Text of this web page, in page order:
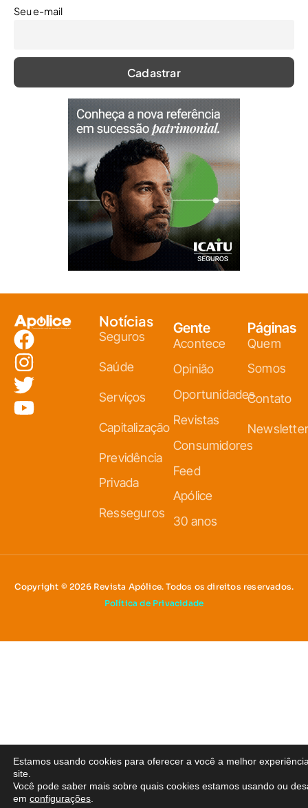
Seu e-mail
Notícias
Seguros
Saúde
Serviços
Capitalização
Previdência
Privada
Resseguros
Gente
Acontece
Opinião
Oportunidades
Revistas
Consumidores
Feed
Apólice
30 anos
Páginas
Quem
Somos
Contato
Newsletter
Copyright © 2026 Revista Apólice. Todos os direitos reservados.
Política de Privacidade
Estamos usando cookies para oferecer a você a melhor
site.
Você pode saber mais sobre quais cookies estamos usando ou
em configurações